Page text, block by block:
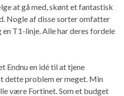
at gå med, skønt et fantastisk
Nogle af disse sorter omfatter
T1-linje. Alle har deres fordele
Endnu en idé til at tjene
dette problem er meget. Min
være Fortinet. Som et budget